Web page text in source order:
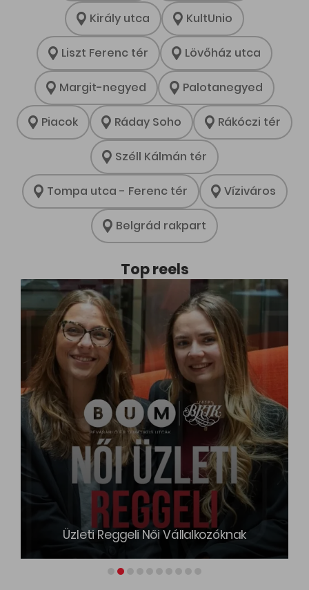
Király utca KultUnio
Liszt Ferenc tér Lövőház utca
Margit-negyed Palotanegyed
Piacok Ráday Soho Rákóczi tér
Széll Kálmán tér
Tompa utca - Ferenc tér Víziváros
Belgrád rakpart
Top reels
Üzleti Reggeli Női Vállalkozóknak